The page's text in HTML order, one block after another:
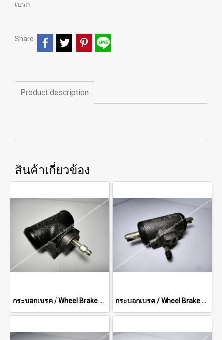
เบรก
Share
Product description
สินค้าเกี่ยวข้อง
กระบอกเบรค / Wheel Brake Cylinder กระบอกเบรค / Wheel Brake Cylinder